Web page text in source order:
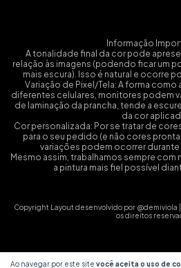
Ao navegar por este site você aceita o uso de
Informação
A tonalidade final da cor pode
relação às imagens (podendo ficar um
mais escura). Isso é natural e ocorre
Variação de Pixel/Tela: A forma
diferentes celulares, monitores podem
de laminação da prancha, tende a
da cor
Cor personalizada: Por se tratar de
para o seu pedido (e não cores
variações podem ocorrer durante
Mesmo assim, trabalhamos sempre com
a pintura mais fiel possível
Copyright Layout desenvolvido por @demiviola
os direitos